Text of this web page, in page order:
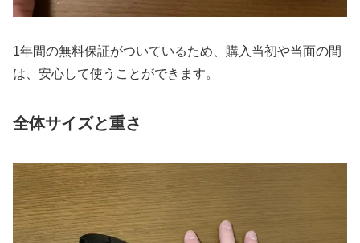
1年間の無料保証がついているため、購入当初や当面の間
は、安心して使うことができます。
全体サイズと重さ